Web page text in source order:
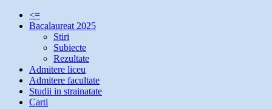
<=
Bacalaureat 2025
Stiri
Subiecte
Rezultate
Admitere liceu
Admitere facultate
Studii in strainatate
Carti